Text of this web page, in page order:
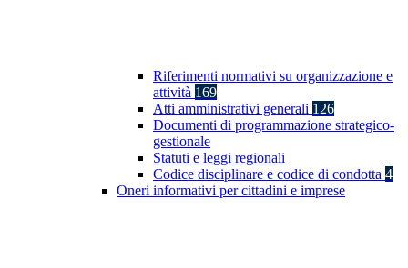
Riferimenti normativi su organizzazione e
attività 169
Atti amministrativi generali 126
Documenti di programmazione strategico-
gestionale
Statuti e leggi regionali
Codice disciplinare e codice di condotta 4
Oneri informativi per cittadini e imprese